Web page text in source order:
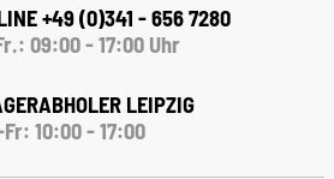
+49 (0)341 - 656 7280
09:00 - 17:00 Uhr
LEIPZIG
Fr: 10:00 - 17:00